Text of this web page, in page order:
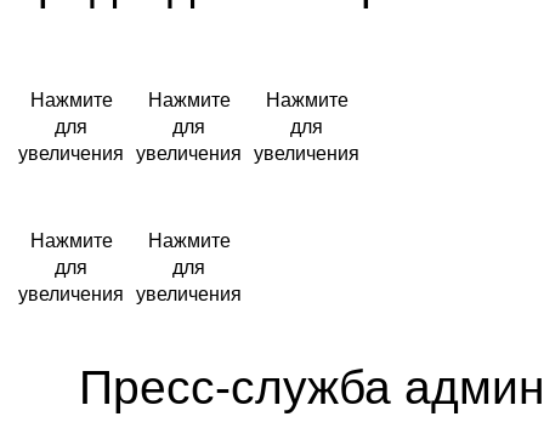
Нажмите
для
увеличения
Нажмите
для
увеличения
Нажмите
для
увеличения
Нажмите
для
увеличения
Нажмите
для
увеличения
Пресс-служба